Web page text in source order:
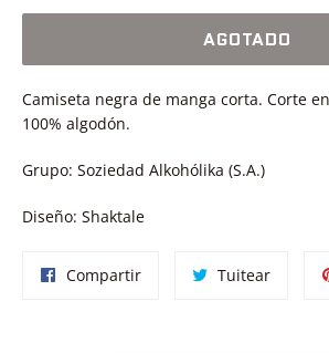
AGOTADO
Camiseta negra de manga corta. Corte
100% algodón.
Grupo: Soziedad Alkohólika (S.A.)
Diseño: Shaktale
CompartirCompartir TuitearTuitear